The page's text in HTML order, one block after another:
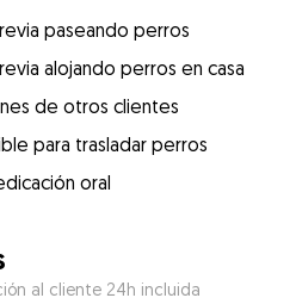
paseando perros
alojando perros en casa
de otros clientes
para trasladar perros
oral
al cliente 24h incluida